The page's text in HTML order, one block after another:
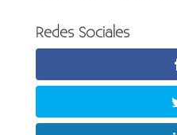
Redes Sociales